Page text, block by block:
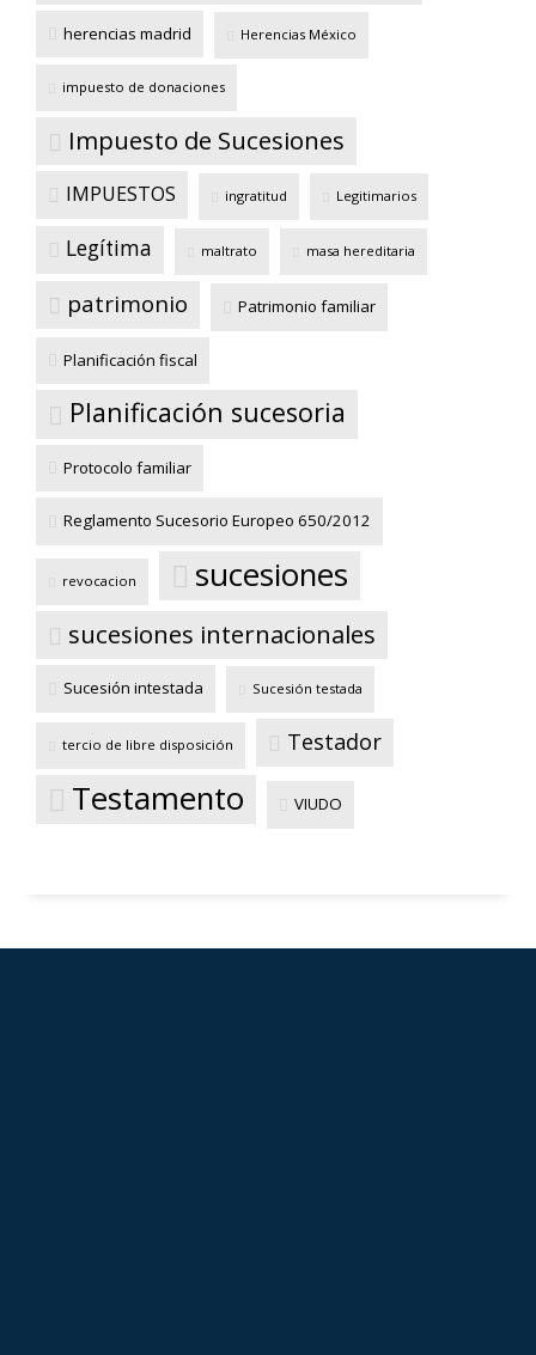
herencias madrid Herencias México
impuesto de donaciones
Impuesto de Sucesiones
IMPUESTOS ingratitud Legitimarios
Legítima maltrato masa hereditaria
patrimonio Patrimonio familiar
Planificación fiscal
Planificación sucesoria
Protocolo familiar
Reglamento Sucesorio Europeo 650/2012
revocacion sucesiones
sucesiones internacionales
Sucesión intestada Sucesión testada
tercio de libre disposición Testador
Testamento VIUDO